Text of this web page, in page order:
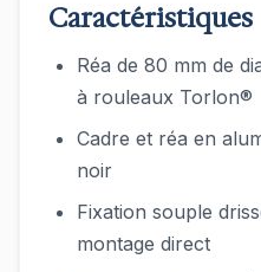
Caractéristiques
Réa de 80 mm de
à rouleaux Torlon®
Cadre et réa en
noir
Fixation souple
montage direct